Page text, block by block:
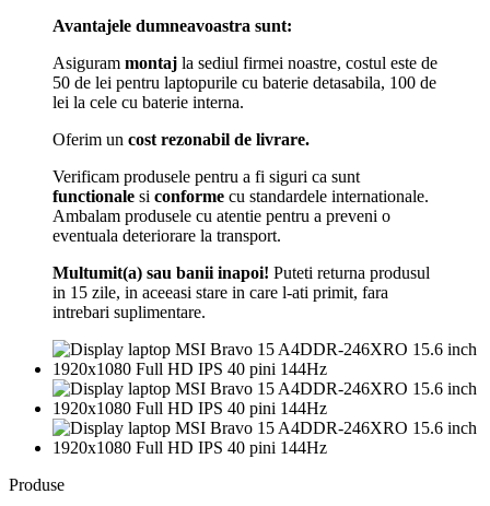
Avantajele dumneavoastra sunt:
Asiguram montaj la sediul firmei noastre, costul este de
50 de lei pentru laptopurile cu baterie detasabila, 100 de
lei la cele cu baterie interna.
Oferim un cost rezonabil de livrare.
Verificam produsele pentru a fi siguri ca sunt
functionale si conforme cu standardele internationale.
Ambalam produsele cu atentie pentru a preveni o
eventuala deteriorare la transport.
Multumit(a) sau banii inapoi! Puteti returna produsul
in 15 zile, in aceeasi stare in care l-ati primit, fara
intrebari suplimentare.
Produse